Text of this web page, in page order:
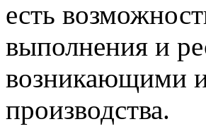
есть
выполнения и
возникающими
производства.